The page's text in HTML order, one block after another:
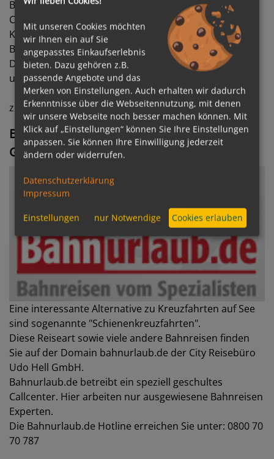
Becker GmbH.
Cluburlaub.de setzt wie wir auf hohe
Kundenzufriedenheit und stellt den Service und die
Beratung an erste Stelle.
Die Cluburlaub.de Experten erreichen Sie telefonisch
unter 06103 5969 32
zu www.cluburlaub.dewechseln
Bahnreisen von der City Reisebüro Udo Hell
GmbH
Eine interessante Alternative zu Kreuzfahrten auf See
sind sogenannte "Schienenkreuzfahrten".
Diese Reiseart sowie viele andere Bahnreisen finden
Sie auf der Domain bahnurlaub.de der City Reisebüro
Udo Hell GmbH.
Bahnurlaub.de betreibt ein speziell geschultes
Callcenter. Hier arbeiten nur ausgewiesene Bahnreisen
Experten.
Die Bahnurlaub.de Hotline erreichen Sie unter: 0800 70
70 787
Mit unseren Cookies möchten
wir Ihnen ein auf Sie
angepasstes Einkaufserlebnis
bieten. Dazu gehören z.B.
passende Angebote und das
Merken von Einstellungen. Auch erhalten wir dadurch
Erkenntnisse über die Webseitennutzung, mit denen
wir unsere Webseite noch besser machen können. Mit
Klick auf „Einstellungen“ können Sie Ihre Einstellungen
anpassen. Sie können Ihre Einwilligung jederzeit
ändern oder widerrufen.
Datenschutzerklärung
Impressum
Einstellungen nur Notwendige Cookies erlauben